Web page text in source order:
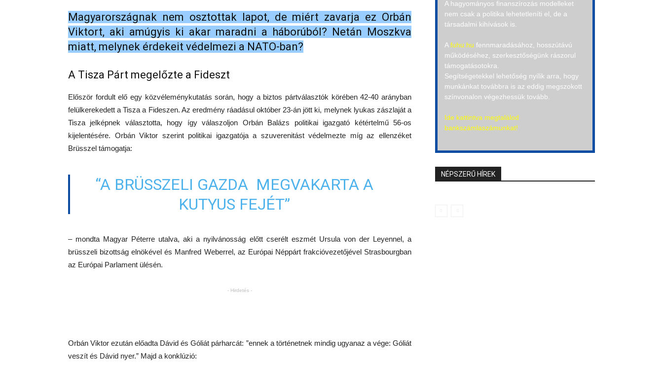
Magyarországnak nem osztottak lapot, de miért zavarja ez Orbán
Viktort, aki amúgyis ki akar maradni a háborúból? Netán Moszkva
miatt, melynek érdekeit védelmezi a NATO-ban?
A Tisza Párt megelőzte a Fideszt
Először fordult elő egy közvéleménykutatás során, hogy a biztos pártválasztók körében 42-40 arányban
felülkerekedett a Tisza a Fideszen. Az eredmény ráadásul október 23-án jött ki, melynek lyukas zászlaját a
Tisza jelképnek választotta, hogy így válaszoljon Orbán Balázs politikai igazgató kétértelmű 56-os
kijelentésére. Orbán Viktor szerint politikai igazgatója a szuverenitást védelmezte míg az ellenzéket
Brüsszel támogatja:
“A BRÜSSZELI GAZDA MEGVAKARTA A
KUTYUS FEJÉT”
– mondta Magyar Péterre utalva, aki a nyilvánosság előtt cserélt eszmét Ursula von der Leyennel, a
brüsszeli bizottság elnökével és Manfred Weberrel, az Európai Néppárt frakcióvezetőjével Strasbourgban
az Európai Parlament ülésén.
- Hirdetés -
Orbán Viktor ezután előadta Dávid és Góliát párharcát: ”ennek a történetnek mindig ugyanaz a vége: Góliát
veszít és Dávid nyer.” Majd a konklúzió:
A hagyományos finanszírozás modelleket
nem csak a politika lehetetleníti el, de a
társadalmi kihívások is.
Afuhu.hu fennmaradásához, hosszútávú
működéséhez, szerkesztőségünk rászorul
támogatásotokra.
Segítségetekkel lehetőség nyílik arra, hogy
munkánkat továbbra is az eddig megszokott
színvonalon végezhessük tovább.
Ide kattintva megtalálod
bankszámlaszámunkat!
NÉPSZERŰ HÍREK